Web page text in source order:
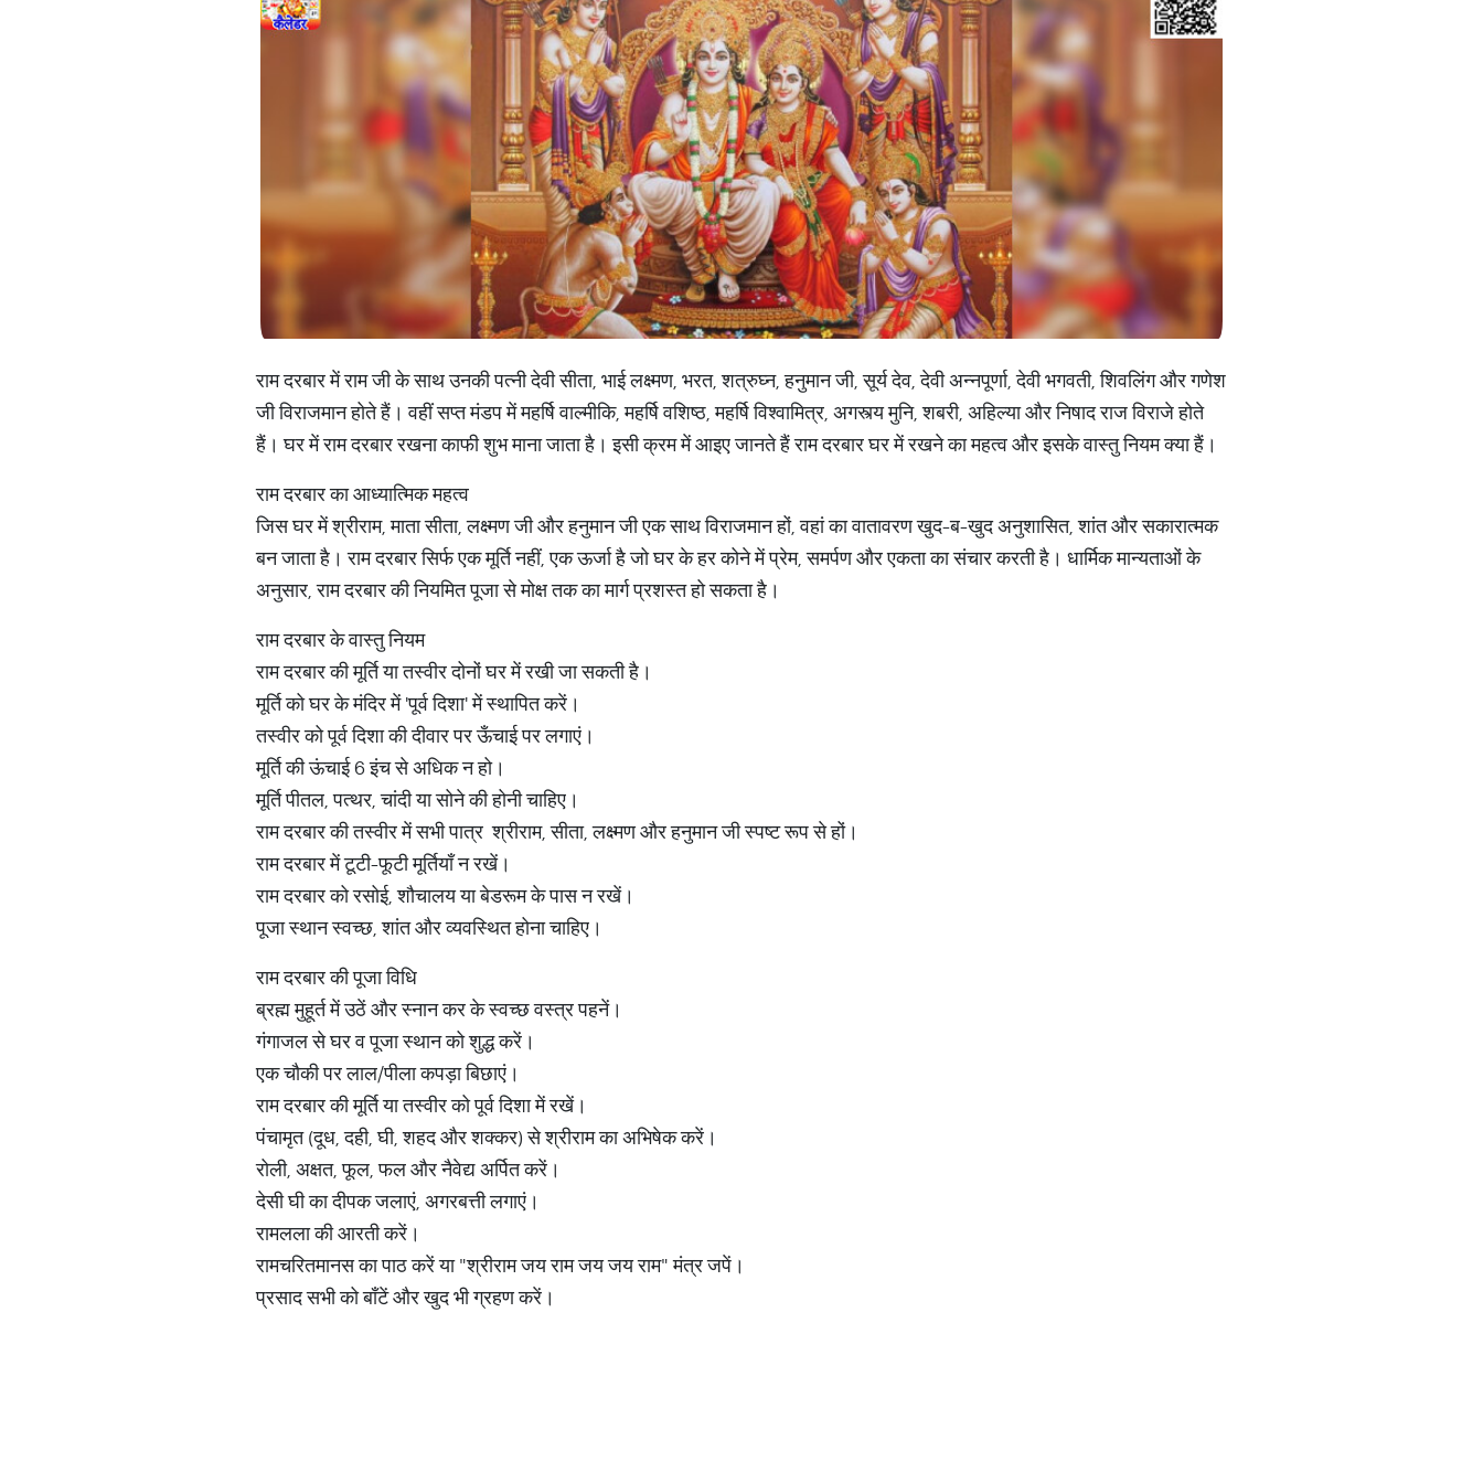
राम दरबार में राम जी के साथ उनकी पत्नी देवी सीता, भाई लक्ष्मण, भरत, शत्रुघ्न, हनुमान जी, सूर्य देव, देवी अन्नपूर्णा, देवी भगवती, शिवलिंग और गणेश
जी विराजमान होते हैं। वहीं सप्त मंडप में महर्षि वाल्मीकि, महर्षि वशिष्ठ, महर्षि विश्वामित्र, अगस्त्य मुनि, शबरी, अहिल्या और निषाद राज विराजे होते
हैं। घर में राम दरबार रखना काफी शुभ माना जाता है। इसी क्रम में आइए जानते हैं राम दरबार घर में रखने का महत्व और इसके वास्तु नियम क्या हैं।
राम दरबार का आध्यात्मिक महत्व
जिस घर में श्रीराम, माता सीता, लक्ष्मण जी और हनुमान जी एक साथ विराजमान हों, वहां का वातावरण खुद-ब-खुद अनुशासित, शांत और सकारात्मक
बन जाता है। राम दरबार सिर्फ एक मूर्ति नहीं, एक ऊर्जा है जो घर के हर कोने में प्रेम, समर्पण और एकता का संचार करती है। धार्मिक मान्यताओं के
अनुसार, राम दरबार की नियमित पूजा से मोक्ष तक का मार्ग प्रशस्त हो सकता है।
राम दरबार के वास्तु नियम
राम दरबार की मूर्ति या तस्वीर दोनों घर में रखी जा सकती है।
मूर्ति को घर के मंदिर में 'पूर्व दिशा' में स्थापित करें।
तस्वीर को पूर्व दिशा की दीवार पर ऊँचाई पर लगाएं।
मूर्ति की ऊंचाई 6 इंच से अधिक न हो।
मूर्ति पीतल, पत्थर, चांदी या सोने की होनी चाहिए।
राम दरबार की तस्वीर में सभी पात्र श्रीराम, सीता, लक्ष्मण और हनुमान जी स्पष्ट रूप से हों।
राम दरबार में टूटी-फूटी मूर्तियाँ न रखें।
राम दरबार को रसोई, शौचालय या बेडरूम के पास न रखें।
पूजा स्थान स्वच्छ, शांत और व्यवस्थित होना चाहिए।
राम दरबार की पूजा विधि
ब्रह्म मुहूर्त में उठें और स्नान कर के स्वच्छ वस्त्र पहनें।
गंगाजल से घर व पूजा स्थान को शुद्ध करें।
एक चौकी पर लाल/पीला कपड़ा बिछाएं।
राम दरबार की मूर्ति या तस्वीर को पूर्व दिशा में रखें।
पंचामृत (दूध, दही, घी, शहद और शक्कर) से श्रीराम का अभिषेक करें।
रोली, अक्षत, फूल, फल और नैवेद्य अर्पित करें।
देसी घी का दीपक जलाएं, अगरबत्ती लगाएं।
रामलला की आरती करें।
रामचरितमानस का पाठ करें या "श्रीराम जय राम जय जय राम" मंत्र जपें।
प्रसाद सभी को बाँटें और खुद भी ग्रहण करें।